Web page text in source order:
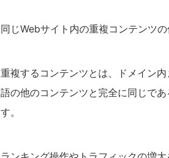
同じWebサイト内の重複コンテンツ
重複するコンテンツとは、ドメイン
語の他のコンテンツと完全に同じで
す。